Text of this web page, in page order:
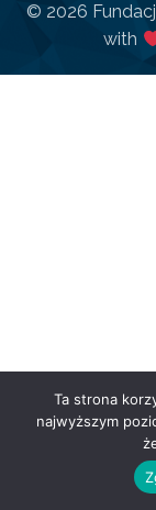
© 2026
with
Ta strona
najwyższym